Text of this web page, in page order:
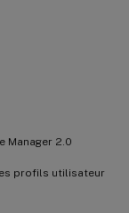
Manager 2.0
profils utilisateur